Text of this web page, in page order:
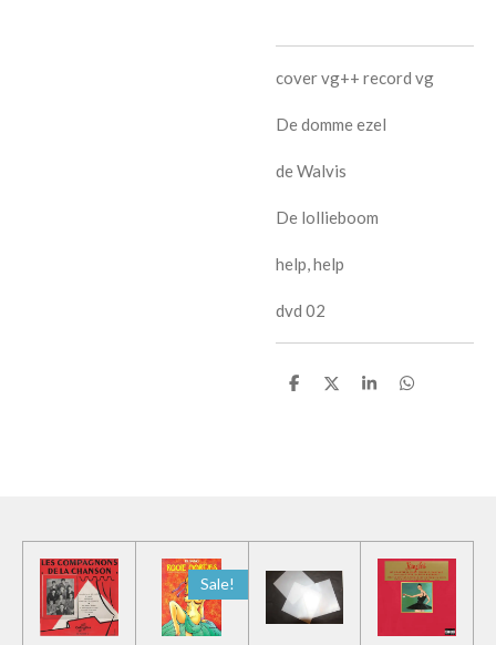
cover vg++ record vg
De domme ezel
de Walvis
De lollieboom
help, help
dvd 02
D
D
S
D
Sale!